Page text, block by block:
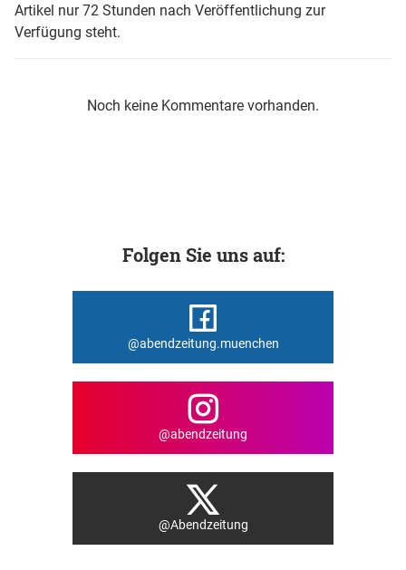
Artikel nur 72 Stunden nach Veröffentlichung zur
Verfügung steht.
Noch keine Kommentare vorhanden.
Folgen Sie uns auf:
@abendzeitung.muenchen
@abendzeitung
@Abendzeitung